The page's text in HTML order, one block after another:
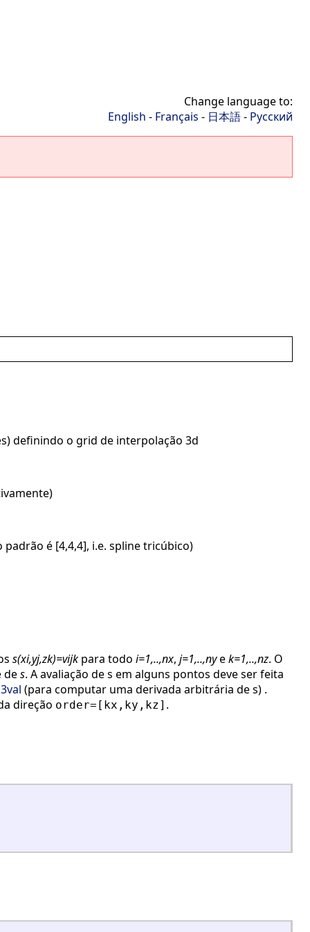
Change language to:
English - Français - 日本語- Русский
definindo o grid de interpolação 3d
é [4,4,4], i.e. spline tricúbico)
s(xi,yj,zk)=vijk para todo i=1,..,nx, j=1,..,nyek=1,..,nz. O
des. A avaliação de s em alguns pontos deve ser feita
(para computar uma derivada arbitrária de s) .
direção order=[kx,ky,kz] .